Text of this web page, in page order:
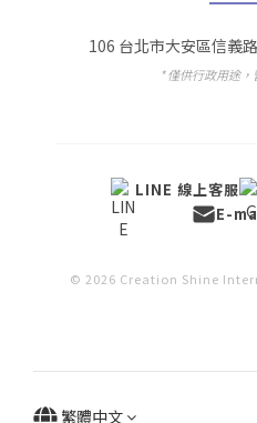
106 台北市大安區信義
* 僅供行政用途
LINE 線上客服
E-
© 2026 Creation Shine
繁體中文